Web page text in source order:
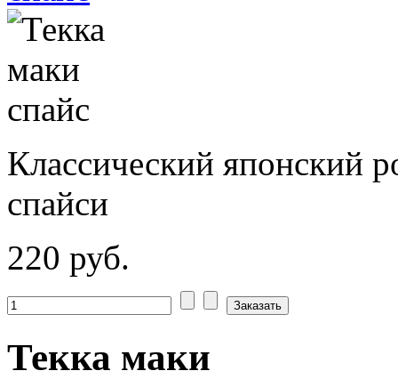
Классический японский
спайси
220 руб.
Текка маки